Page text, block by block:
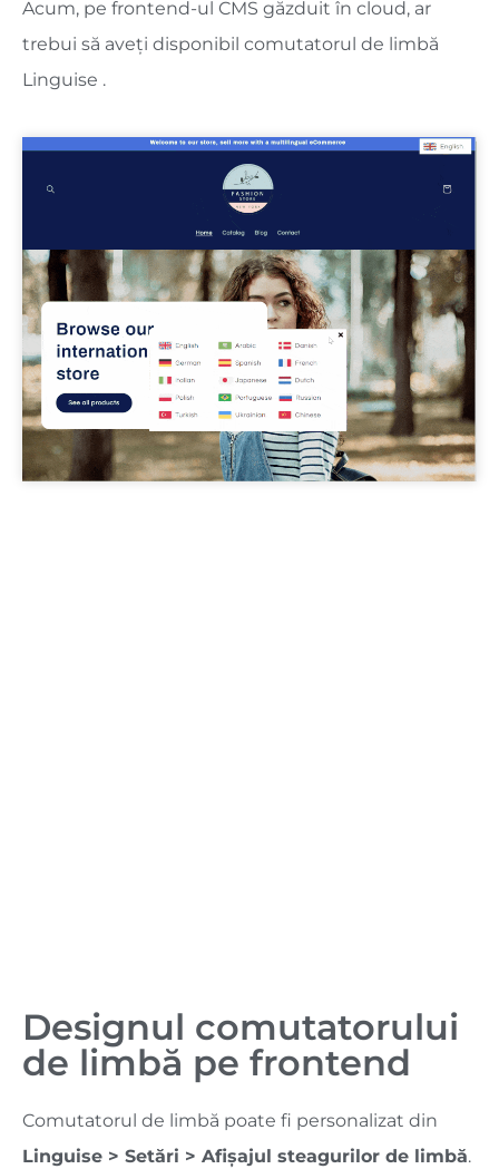
Acum, pe frontend-ul CMS găzduit în cloud, ar
trebui să aveți disponibil comutatorul de limbă
Linguise .
Designul comutatorului
de limbă pe frontend
Comutatorul de limbă poate fi personalizat din
Linguise > Setări > Afișajul steagurilor de limbă.